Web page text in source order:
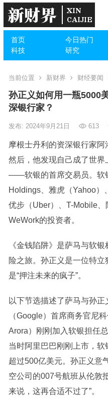
首页 今日热门
科技
研究
当前位置 新财界 财经要闻
孙正义如何用一瓶5000
深银行家？
发布: 2024年9月21日 613
摩根士丹利的资深银行家阿
然后，他发现自己成了世
——软银的首席交易员。软
Holdings、雅虎（Yahoo）
优步（Uber）、T-Mobile
WeWork的投资者。
《金钱陷阱》是萨马与软
险之旅。孙正义是一位特
是“押注未来的疯子”。
以下节选描述了萨马与孙
（Google）首席商务官尼
Arora）刚刚加入软银担任
当时阿里巴巴刚刚上市，
超过500亿美元。孙正义意
空公司的007号航班从伦敦
来说，这再合适不过了”。